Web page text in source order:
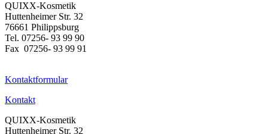
QUIXX-Kosmetik
Huttenheimer Str. 32
76661 Philippsburg
Tel. 07256- 93 99 90
Fax 07256- 93 99 91
Kontaktformular
Kontakt
QUIXX-Kosmetik
Huttenheimer Str. 32